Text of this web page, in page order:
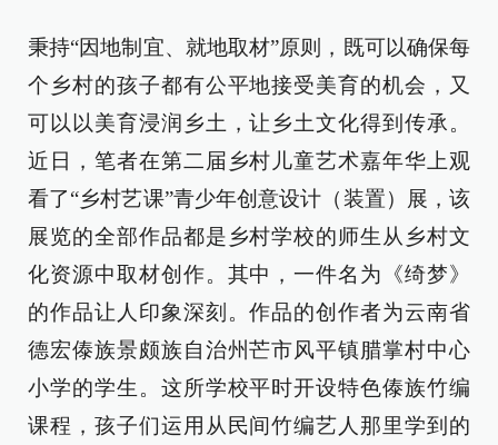
秉持“因地制宜、就地取材”原则，既可以确保每
个乡村的孩子都有公平地接受美育的机会，又
可以以美育浸润乡土，让乡土文化得到传承。
近日，笔者在第二届乡村儿童艺术嘉年华上观
看了“乡村艺课”青少年创意设计（装置）展，该
展览的全部作品都是乡村学校的师生从乡村文
化资源中取材创作。其中，一件名为《绮梦》
的作品让人印象深刻。作品的创作者为云南省
德宏傣族景颇族自治州芒市风平镇腊掌村中心
小学的学生。这所学校平时开设特色傣族竹编
课程，孩子们运用从民间竹编艺人那里学到的